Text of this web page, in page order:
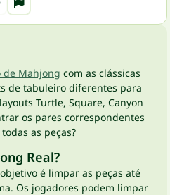
de Mahjong com as clássicas
de tabuleiro diferentes para
Turtle, Square, Canyon
os pares correspondentes
as peças?
Real?
é limpar as peças até
Os jogadores podem limpar